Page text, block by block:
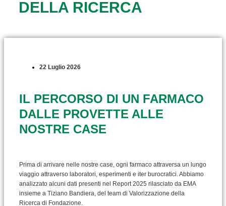
DELLA RICERCA
22 Luglio 2026
IL PERCORSO DI UN FARMACO
DALLE PROVETTE ALLE
NOSTRE CASE
Prima di arrivare nelle nostre case, ogni farmaco attraversa un lungo
viaggio attraverso laboratori, esperimenti e iter burocratici. Abbiamo
analizzato alcuni dati presenti nel Report 2025 rilasciato da EMA
insieme a Tiziano Bandiera, del team di Valorizzazione della
Ricerca di Fondazione.